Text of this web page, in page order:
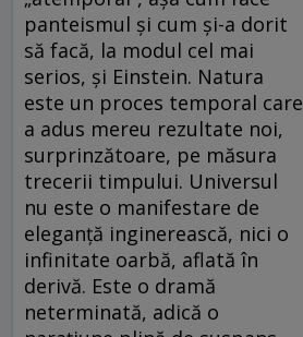
panteismul și cum și-a dorit
să facă, la modul cel mai
serios, și Einstein. Natura
este un proces temporal care
a adus mereu rezultate noi,
surprinzătoare, pe măsura
trecerii timpului. Universul
nu este o manifestare de
eleganță inginerească, nici o
infinitate oarbă, aflată în
derivă. Este o dramă
neterminată, adică o